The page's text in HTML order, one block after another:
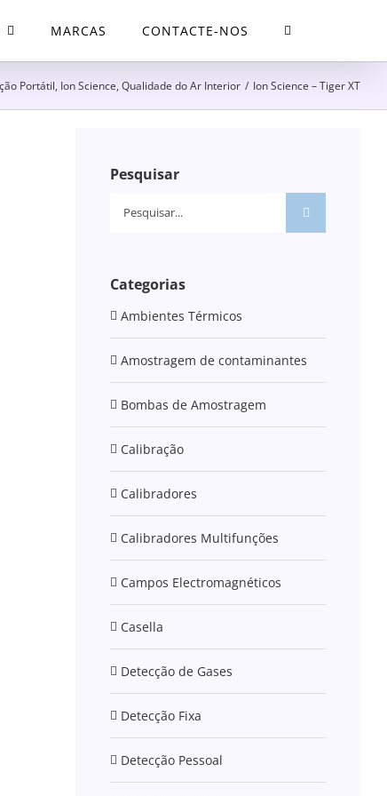
MARCAS CONTACTE-NOS
Portátil, Ion Science, Qualidade do Ar Interior / Ion Science – Tiger XT
Pesquisar
Pesquisar
Categorias
Ambientes Térmicos
Amostragem de contaminantes
Bombas de Amostragem
Calibração
Calibradores
Calibradores Multifunções
Campos Electromagnéticos
Casella
Detecção de Gases
Detecção Fixa
Detecção Pessoal